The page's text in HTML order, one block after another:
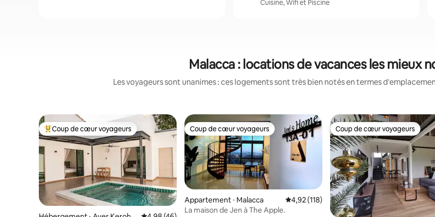
Cuisine, Wifi et Piscine
Malacca : locations de vacances les mieux
Les voyageurs sont unanimes : ces logements sont très bien notés en termes
Coups de cœur voyageurs les plus appréciés
Coup de cœur voyageurs Coup de cœur voyageurs
Coup de cœur voyageurs
Appartement ⋅ Malacca Évaluation moyenne sur la base de 118
4,92 (118)
La maison de Jen à The Apple.
Coup de cœur voyageurs
Coup de cœur voyageurs